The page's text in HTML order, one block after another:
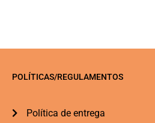
POLÍTICAS/REGULAMENTOS
Política de entrega